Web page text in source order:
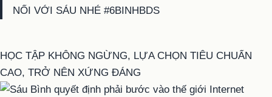
NỐI VỚI SÁU NHÉ #6BINHBDS
HỌC TẬP KHÔNG NGỪNG, LỰA CHỌN TIÊU CHUẨN
CAO, TRỞ NÊN XỨNG ĐÁNG